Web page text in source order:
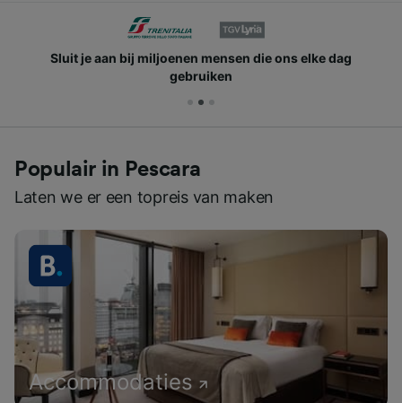
Sluit je aan bij miljoenen mensen die ons elke dag
gebruiken
Populair in Pescara
Laten we er een topreis van maken
Accommodaties